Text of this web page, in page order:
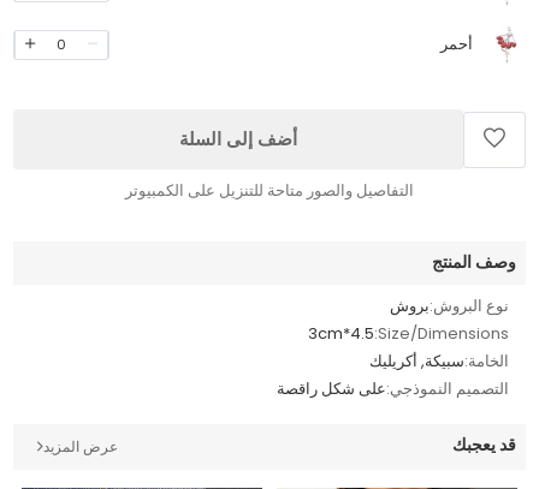
أحمر 0
أضف إلى السلة
التفاصيل والصور متاحة للتنزيل على الكمبيوتر
وصف المنتج
نوع البروش:بروش
Size/Dimensions:
4.5*3cm
الخامة:سبيكة, أكريليك
التصميم النموذجي:على شكل راقصة
قد يعجبك عرض المزيد